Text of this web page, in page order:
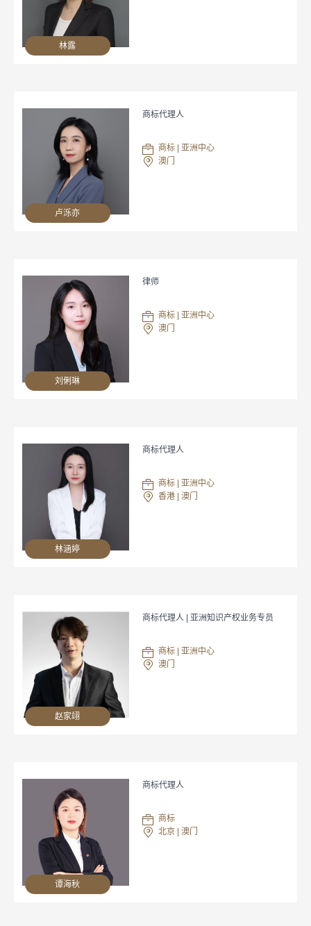
林露
卢泺亦
商标代理人
商标 | 亚洲中心
澳门
刘俐琳
律师
商标 | 亚洲中心
澳门
林涵婷
商标代理人
商标 | 亚洲中心
香港 | 澳门
赵家翊
商标代理人 | 亚洲知识产权业务专员
商标 | 亚洲中心
澳门
谭海秋
商标代理人
商标
北京 | 澳门